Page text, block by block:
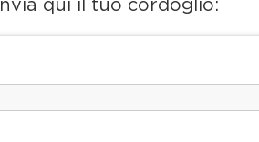
Invia qui il tuo cordoglio: